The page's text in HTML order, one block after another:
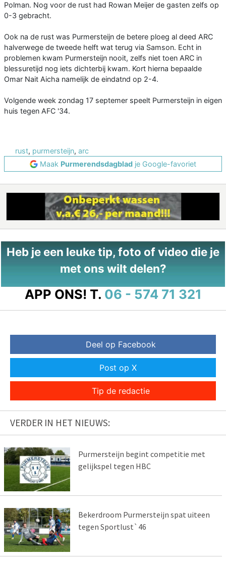
Polman. Nog voor de rust had Rowan Meijer de gasten zelfs op
0-3 gebracht.
Ook na de rust was Purmersteijn de betere ploeg al deed ARC
halverwege de tweede helft wat terug via Samson. Echt in
problemen kwam Purmersteijn nooit, zelfs niet toen ARC in
blessuretijd nog iets dichterbij kwam. Kort hierna bepaalde
Omar Nait Aicha namelijk de eindatnd op 2-4.
Volgende week zondag 17 septemer speelt Purmersteijn in eigen
huis tegen AFC '34.
rust, purmersteijn, arc
Maak Purmerendsdagblad je Google-favoriet
Heb je een leuke tip, foto of video die je
met ons wilt delen?
APP ONS! T. 06 - 574 71 321
Deel op Facebook
Post op X
Tip de redactie
VERDER IN HET NIEUWS:
Purmersteijn begint competitie met
gelijkspel tegen HBC
Bekerdroom Purmersteijn spat uiteen
tegen Sportlust`46